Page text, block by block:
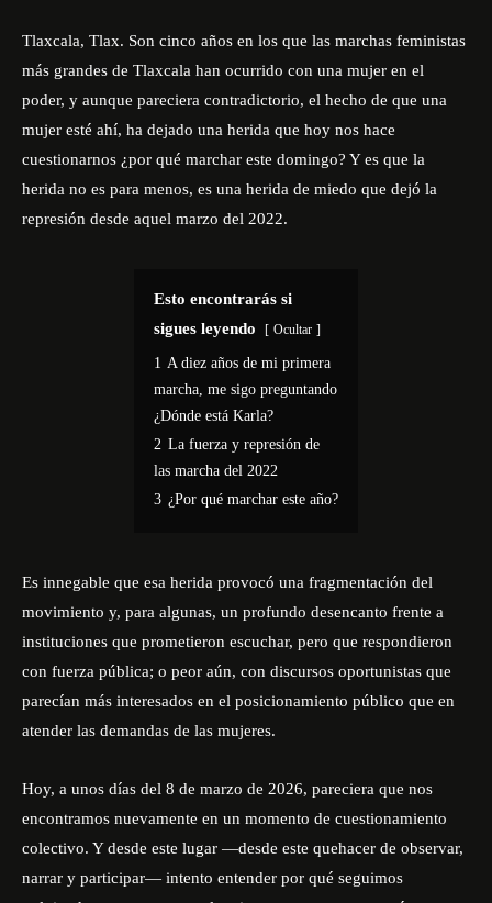
Tlaxcala, Tlax. Son cinco años en los que las marchas feministas
más grandes de Tlaxcala han ocurrido con una mujer en el
poder, y aunque pareciera contradictorio, el hecho de que una
mujer esté ahí, ha dejado una herida que hoy nos hace
cuestionarnos ¿por qué marchar este domingo? Y es que la
herida no es para menos, es una herida de miedo que dejó la
represión desde aquel marzo del 2022.
Esto encontrarás si
sigues leyendo
Ocultar
1 A diez años de mi primera
marcha, me sigo preguntando
¿Dónde está Karla?
2 La fuerza y represión de
las marcha del 2022
3 ¿Por qué marchar este año?
Es innegable que esa herida provocó una fragmentación del
movimiento y, para algunas, un profundo desencanto frente a
instituciones que prometieron escuchar, pero que respondieron
con fuerza pública; o peor aún, con discursos oportunistas que
parecían más interesados en el posicionamiento público que en
atender las demandas de las mujeres.
Hoy, a unos días del 8 de marzo de 2026, pareciera que nos
encontramos nuevamente en un momento de cuestionamiento
colectivo. Y desde este lugar —desde este quehacer de observar,
narrar y participar— intento entender por qué seguimos